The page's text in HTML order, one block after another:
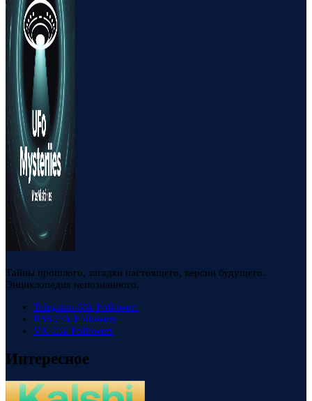
Тайны прошлого, загадки настоящего, версии будущего.
Энциклопедия непознанного.
Telegram 88k Followers
RSS 23k Followers
VK 23k Followers
Интересное